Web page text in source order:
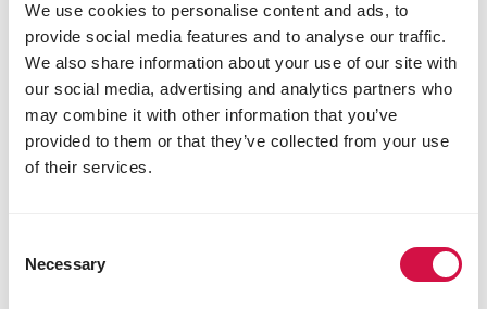
We use cookies to personalise content and ads, to
provide social media features and to analyse our traffic.
We also share information about your use of our site with
our social media, advertising and analytics partners who
may combine it with other information that you’ve
provided to them or that they’ve collected from your use
of their services.
Selection
Necessary
In combinatie met Colombine Success Corn Plus
voor een nog betere groei. In de kweekperiode
mogen de duiven ad libitum gevoederd worden.
Indien mogelijk 3 à 4 keer per dag, om verspilling te
Productinfo